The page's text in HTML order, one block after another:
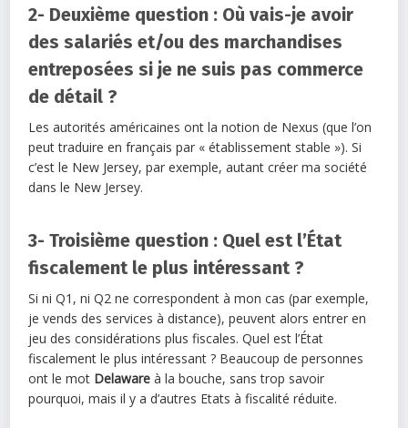
2- Deuxième question : Où vais-je avoir
des salariés et/ou des marchandises
entreposées si je ne suis pas commerce
de détail ?
Les autorités américaines ont la notion de Nexus (que l’on
peut traduire en français par « établissement stable »). Si
c’est le New Jersey, par exemple, autant créer ma société
dans le New Jersey.
3- Troisième question : Quel est l’État
fiscalement le plus intéressant ?
Si ni Q1, ni Q2 ne correspondent à mon cas (par exemple,
je vends des services à distance), peuvent alors entrer en
jeu des considérations plus fiscales. Quel est l’État
fiscalement le plus intéressant ? Beaucoup de personnes
ont le mot Delaware à la bouche, sans trop savoir
pourquoi, mais il y a d’autres Etats à fiscalité réduite.